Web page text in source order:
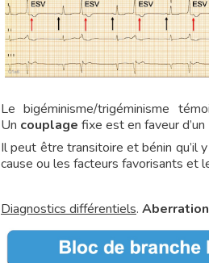
Le bigéminisme/trigéminisme
Un couplage fixe est en faveur d’un
Il peut être transitoire et bénin qu’il
cause ou les facteurs favorisants et
Diagnostics différentiels. Aberration